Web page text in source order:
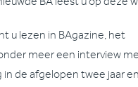
u lezen in BAgazine, het
meer een interview
de afgelopen twee jaar en